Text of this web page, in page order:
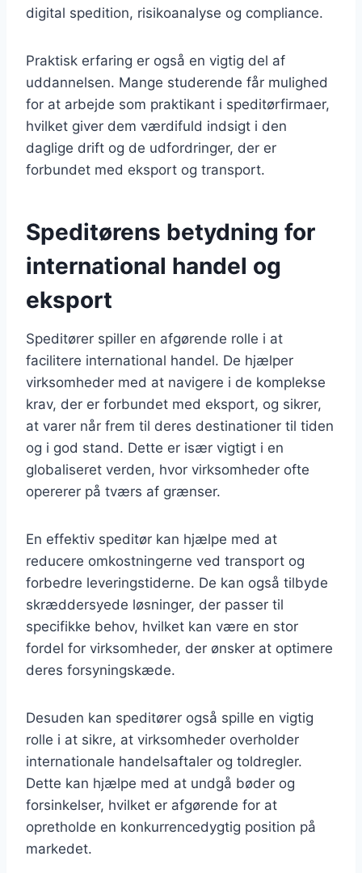
digital spedition, risikoanalyse og compliance.
Praktisk erfaring er også en vigtig del af
uddannelsen. Mange studerende får mulighed
for at arbejde som praktikant i speditørfirmaer,
hvilket giver dem værdifuld indsigt i den
daglige drift og de udfordringer, der er
forbundet med eksport og transport.
Speditørens betydning for
international handel og
eksport
Speditører spiller en afgørende rolle i at
facilitere international handel. De hjælper
virksomheder med at navigere i de komplekse
krav, der er forbundet med eksport, og sikrer,
at varer når frem til deres destinationer til tiden
og i god stand. Dette er især vigtigt i en
globaliseret verden, hvor virksomheder ofte
opererer på tværs af grænser.
En effektiv speditør kan hjælpe med at
reducere omkostningerne ved transport og
forbedre leveringstiderne. De kan også tilbyde
skræddersyede løsninger, der passer til
specifikke behov, hvilket kan være en stor
fordel for virksomheder, der ønsker at optimere
deres forsyningskæde.
Desuden kan speditører også spille en vigtig
rolle i at sikre, at virksomheder overholder
internationale handelsaftaler og toldregler.
Dette kan hjælpe med at undgå bøder og
forsinkelser, hvilket er afgørende for at
opretholde en konkurrencedygtig position på
markedet.